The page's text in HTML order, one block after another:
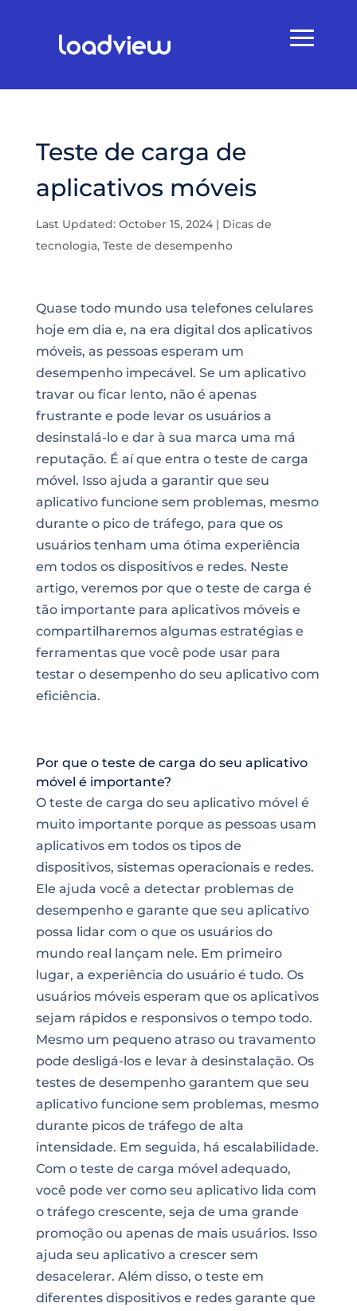
Teste de carga de
aplicativos móveis
Last Updated: October 15, 2024| Dicas de
tecnologia, Teste de desempenho
Quase todo mundo usa telefones celulares
hoje em dia e, na era digital dos aplicativos
móveis, as pessoas esperam um
desempenho impecável. Se um aplicativo
travar ou ficar lento, não é apenas
frustrante e pode levar os usuários a
desinstalá-lo e dar à sua marca uma má
reputação. É aí que entra o teste de carga
móvel. Isso ajuda a garantir que seu
aplicativo funcione sem problemas, mesmo
durante o pico de tráfego, para que os
usuários tenham uma ótima experiência
em todos os dispositivos e redes. Neste
artigo, veremos por que o teste de carga é
tão importante para aplicativos móveis e
compartilharemos algumas estratégias e
ferramentas que você pode usar para
testar o desempenho do seu aplicativo com
eficiência.
Por que o teste de carga do seu aplicativo
móvel é importante?
O teste de carga do seu aplicativo móvel é
muito importante porque as pessoas usam
aplicativos em todos os tipos de
dispositivos, sistemas operacionais e redes.
Ele ajuda você a detectar problemas de
desempenho e garante que seu aplicativo
possa lidar com o que os usuários do
mundo real lançam nele. Em primeiro
lugar, a experiência do usuário é tudo. Os
usuários móveis esperam que os aplicativos
sejam rápidos e responsivos o tempo todo.
Mesmo um pequeno atraso ou travamento
pode desligá-los e levar à desinstalação. Os
testes de desempenho garantem que seu
aplicativo funcione sem problemas, mesmo
durante picos de tráfego de alta
intensidade. Em seguida, há escalabilidade.
Com o teste de carga móvel adequado,
você pode ver como seu aplicativo lida com
o tráfego crescente, seja de uma grande
promoção ou apenas de mais usuários. Isso
ajuda seu aplicativo a crescer sem
desacelerar. Além disso, o teste em
diferentes dispositivos e redes garante que